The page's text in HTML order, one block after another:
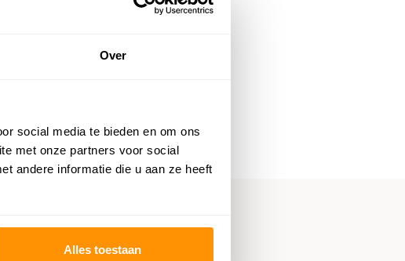
Over
social media te bieden en om ons
met onze partners voor social
andere informatie die u aan ze heeft
Alles toestaan